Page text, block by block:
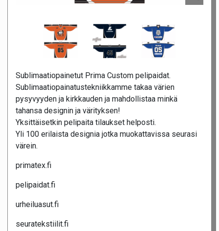
Sublimaatiopainetut Prima Custom pelipaidat.
Sublimaatiopainatustekniikkamme takaa värien
pysyvyyden ja kirkkauden ja mahdollistaa minkä
tahansa designin ja värityksen!
Yksittäisetkin pelipaita tilaukset helposti.
Yli 100 erilaista designia jotka muokattavissa seurasi
värein.
primatex.fi
pelipaidat.fi
urheiluasut.fi
seuratekstiilit.fi